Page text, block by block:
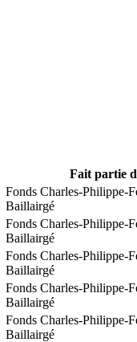
Fait partie
Fonds Charles-Philippe-
Baillairgé
Fonds Charles-Philippe-
Baillairgé
Fonds Charles-Philippe-
Baillairgé
Fonds Charles-Philippe-
Baillairgé
Fonds Charles-Philippe-
Baillairgé